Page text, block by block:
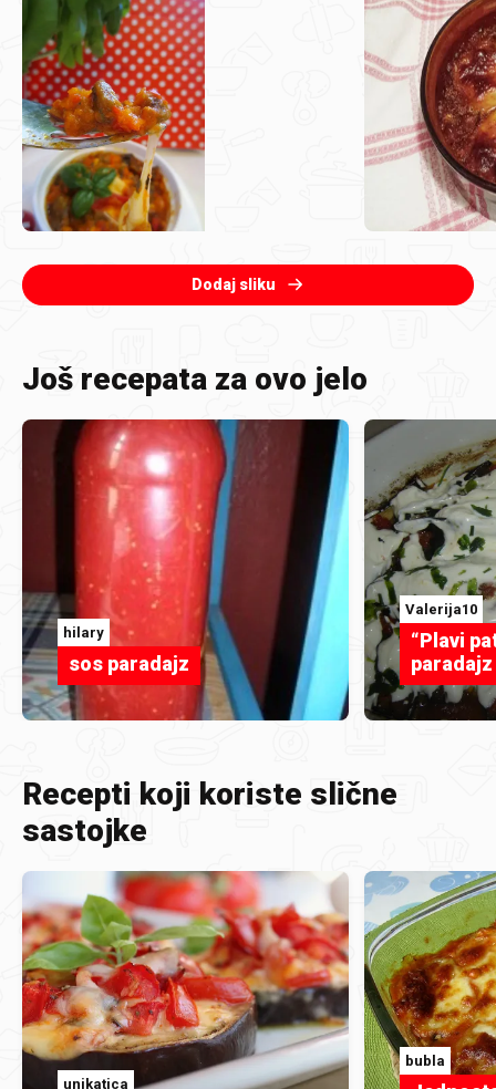
Dodaj sliku
Još recepata za ovo jelo
hilary
sos paradajz
Valerija10
“Plavi
paradajz
Recepti koji koriste slične
sastojke
unikatica
bubla